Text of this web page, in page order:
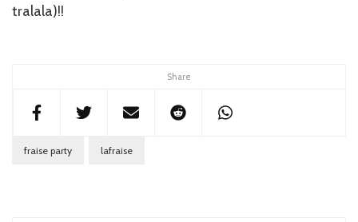
Share
tralala)!!
fraise party lafraise